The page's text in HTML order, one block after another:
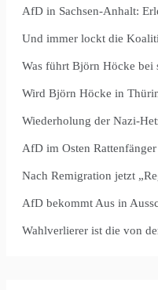
AfD in Sachsen-Anhalt:
Und immer lockt die
Was führt Björn Höcke bei
Wird Björn Höcke in
Wiederholung der Nazi-
AfD im Osten
Nach Remigration jetzt
AfD bekommt Aus in
Wahlverlierer ist die von